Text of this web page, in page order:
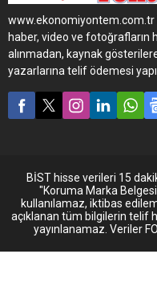
giderlerini daha kolay ve
verimli bir şekilde
yönetmelerine olanak
tanıyor.
www.ekonomiyontem.com.tr
haber, video ve fotoğrafların
alınmadan, kaynak
yazarlarına telif ödemesi
BİST hisse verileri 15
"Koruma Marka
kullanılamaz, iktibas
açıklanan tüm bilgilerin telif
yayınlanamaz. Veriler